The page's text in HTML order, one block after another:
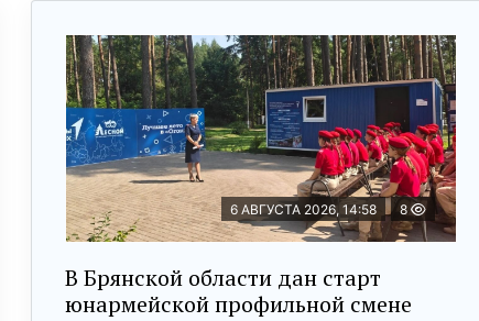
6 АВГУСТА 2026, 14:58 8
В Брянской области дан старт
юнармейской профильной смене